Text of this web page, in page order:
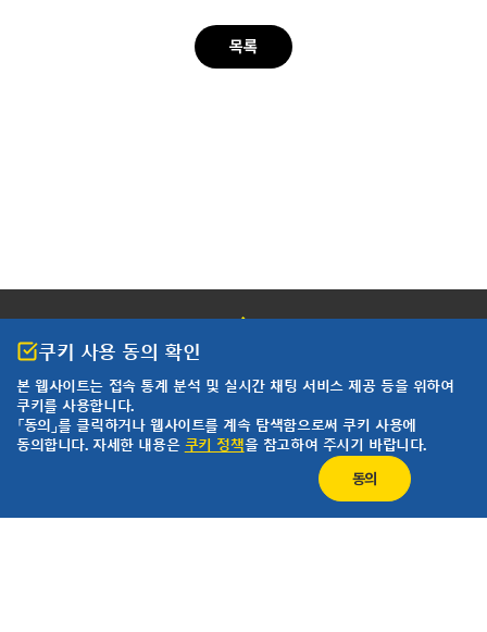
목록
쿠키 사용 동의 확인
본 웹사이트는 접속 통계 분석 및 실시간 채팅 서비스 제공 등을 위하여
쿠키를 사용합니다.
「동의」를 클릭하거나 웹사이트를 계속 탐색함으로써 쿠키 사용에
동의합니다. 자세한 내용은 쿠키 정책을 참고하여 주시기 바랍니다.
동의
개인정보 처리방침
이용약관
한국요꼬가와전기(주)
사업자등록번호 102-81-17301
경기도 용인시 기흥구 기흥로 58-1 기흥 ICT밸리 SK V1 A동 407호 ~ 411호 (우)
16976 (분당선 기흥역 2번 출구 500m)